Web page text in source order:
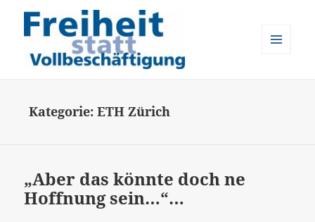
Kategorie:ETH Zürich
„Aber das könnte doch ne
Hoffnung sein…“…